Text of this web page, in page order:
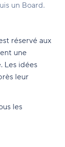
un Board.
réservé aux
une
Les idées
leur
les